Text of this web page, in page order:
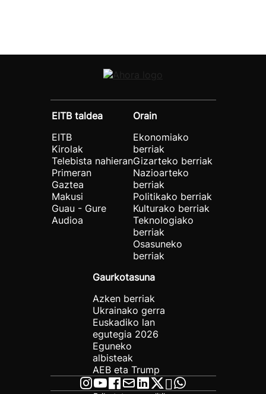
EITB taldea
EITB
Kirolak
Telebista nahieran
Primeran
Gaztea
Makusi
Guau - Gure
Audioa
Orain
Ekonomiako
berriak
Gizarteko berriak
Nazioarteko
berriak
Politikako berriak
Kulturako berriak
Teknologiako
berriak
Osasuneko
berriak
Gaurkotasuna
Azken berriak
Ukrainako gerra
Euskadiko lan
egutegia 2026
Eguneko
albisteak
AEB eta Trump